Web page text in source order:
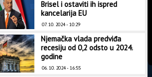
Brisel i ostaviti ih ispred
kancelarija EU
07. 10. 2024 - 10:29
Njemačka vlada predviđa
recesiju od 0,2 odsto u 2024.
godine
06. 10. 2024 - 16:55